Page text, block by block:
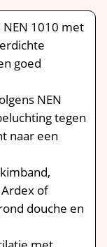
1010 met
goed
NEN
tegen
naar een
of
douche en